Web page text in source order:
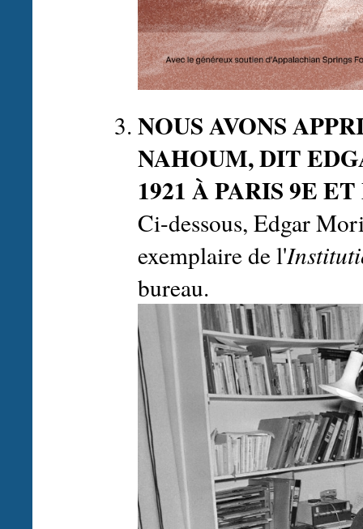
NOUS AVONS
NAHOUM, DIT
1921 À PARIS 9E
Ci-dessous, Edgar
exemplaire de l'
bureau.